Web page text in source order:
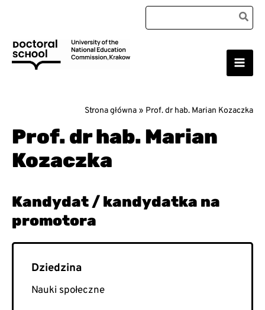
Search
for:
Main
Strona główna Prof. dr hab. Marian Kozaczka
Prof. dr hab. Marian
Kozaczka
Nauki społeczne